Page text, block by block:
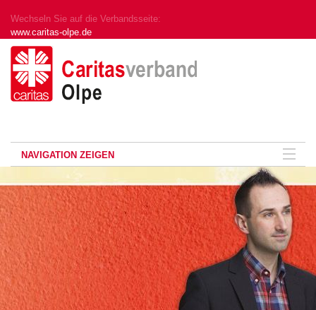
Wechseln Sie auf die Verbandsseite:
www.caritas-olpe.de
NAVIGATION ZEIGEN